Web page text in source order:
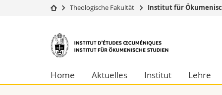
Universität
Studium
Forschung
Universität
Theologische
Wirtschafts-
Philosophische
Theologische Fakultät Institut für
Institut
für
Ökumenische
Home Aktuelles Institut Lehre